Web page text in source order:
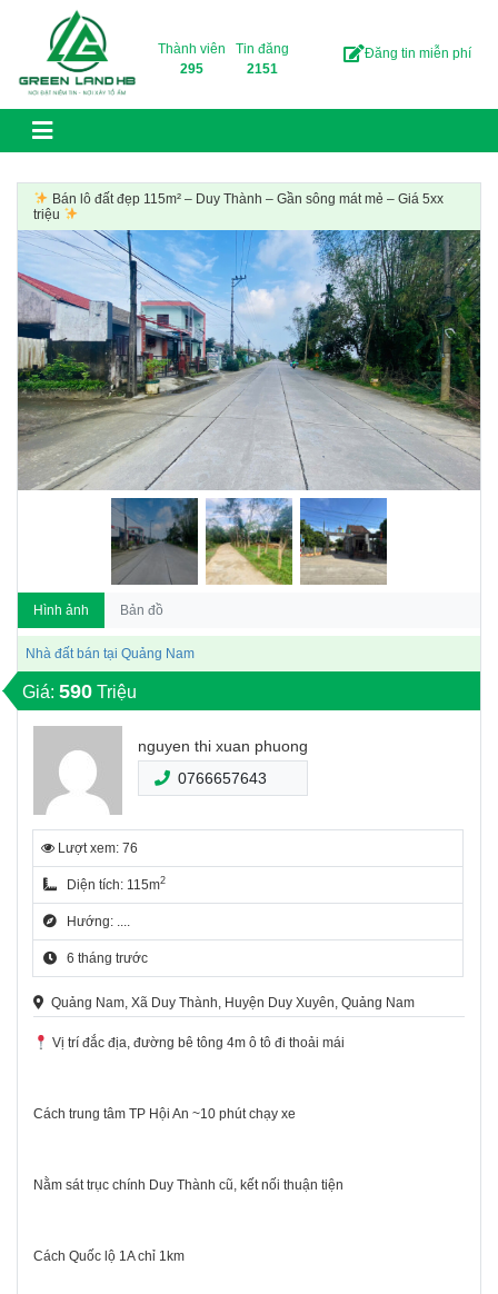
Skip to content
Thành viên
295
Tin đăng
2151
Đăng tin miễn phí
Bán lô đất đẹp 115m² – Duy Thành – Gần sông mát mẻ – Giá 5xx
triệu
Hình ảnh Bản đồ
Nhà đất bán tại Quảng Nam
Giá:590 Triệu
nguyen thi xuan phuong
0766657643
Lượt xem: 76
Diện tích: 115m2
Hướng: ....
6 tháng trước
Quảng Nam, Xã Duy Thành, Huyện Duy Xuyên, Quảng Nam
Vị trí đắc địa, đường bê tông 4m ô tô đi thoải mái
Cách trung tâm TP Hội An ~10 phút chạy xe
Nằm sát trục chính Duy Thành cũ, kết nối thuận tiện
Cách Quốc lộ 1A chỉ 1km